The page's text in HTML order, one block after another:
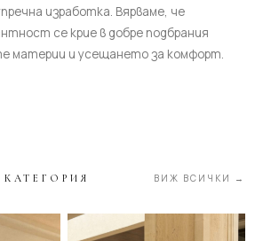
изработка. Вярваме, че
се крие в добре подбрания
материи и усещането за комфорт.
ВИЖ ВСИЧКИ →